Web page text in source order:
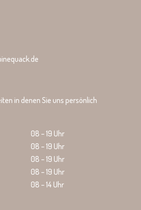
in denen Sie uns persönlich
08 – 19 Uhr
08 – 19 Uhr
08 – 19 Uhr
08 – 19 Uhr
08 – 14 Uhr